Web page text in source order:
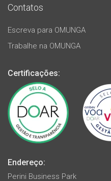
Contatos
Escreva para OMUNGA
Trabalhe na OMUNGA
Certificações:
Endereço:
Perini Business Park